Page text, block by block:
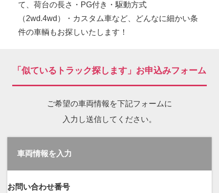
て、荷台の長さ・PG付き・駆動方式
（2wd.4wd）・カスタム車など、どんなに細かい条
件の車輌もお探しいたします！
「似ているトラック探します」お申込みフォーム
ご希望の車両情報を下記フォームに
入力し送信してください。
車両情報を入力
お問い合わせ番号